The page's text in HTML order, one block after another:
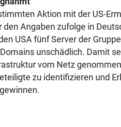
Aktion mit der US-
Angaben zufolge in
USA fünf Server der
unschädlich. Damit
vom Netz
zu identifizieren und